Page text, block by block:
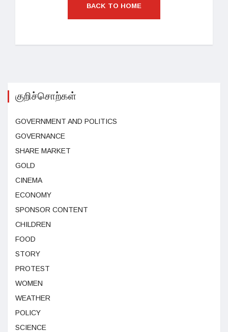
BACK TO HOME
குறிச்சொற்கள்
GOVERNMENT AND POLITICS
GOVERNANCE
SHARE MARKET
GOLD
CINEMA
ECONOMY
SPONSOR CONTENT
CHILDREN
FOOD
STORY
PROTEST
WOMEN
WEATHER
POLICY
SCIENCE